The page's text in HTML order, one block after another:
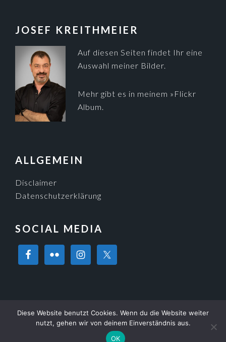
FOOTER
JOSEF KREITHMEIER
Auf diesen Seiten findet Ihr eine
Auswahl meiner Bilder.
Mehr gibt es in meinem »Flickr
Album.
ALLGEMEIN
Disclaimer
Datenschutzerklärung
SOCIAL MEDIA
© 2026 ·kreithmeier.de· Powered byImagely
ANMELDEN
Diese Website benutzt Cookies. Wenn du die Website weiter
nutzt, gehen wir von deinem Einverständnis aus.
OK